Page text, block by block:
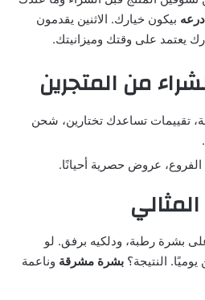
درعه بيكون خيارك. الاثنين يقدمون
يعتمد على وقتك وميزانيتك.
من المتجرين
تقييمات تساعدك تختارين، شحن
الفروع، عروض حصرية أحيانًا.
بشرة رطبة، ودلكيه برفق. لو
النتيجة؟ بشرة مشرقة وناعمة